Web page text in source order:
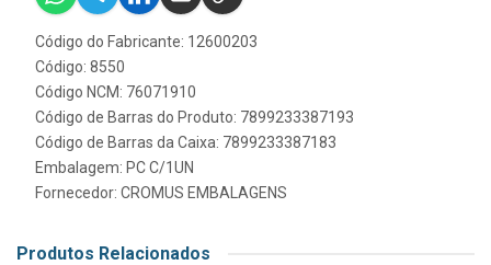
Código do Fabricante: 12600203
Código: 8550
Código NCM: 76071910
Código de Barras do Produto: 7899233387193
Código de Barras da Caixa: 7899233387183
Embalagem: PC C/1UN
Fornecedor: CROMUS EMBALAGENS
Produtos Relacionados